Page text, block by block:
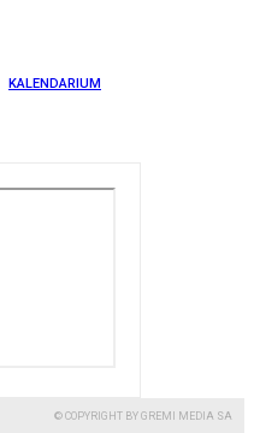
KALENDARIUM
© COPYRIGHT BY GREMI MEDIA SA